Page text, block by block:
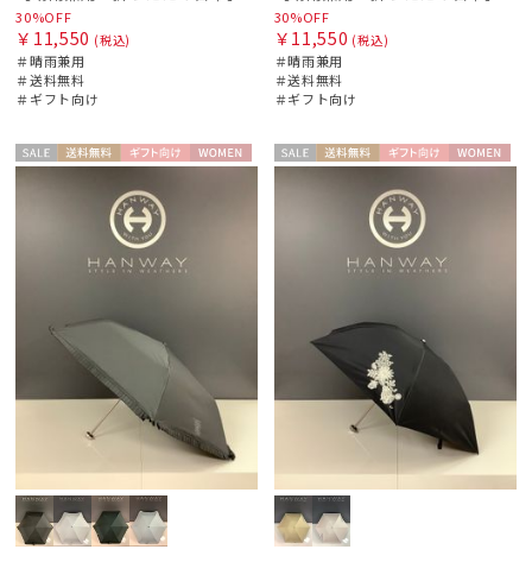
30%OFF
￥11,550 (税込)
＃晴雨兼用
＃送料無料
＃ギフト向け
30%OFF
￥11,550 (税込)
＃晴雨兼用
＃送料無料
＃ギフト向け
セー 送料無 ギフト
向け
WOME
セー 送料無 ギフト
向け
WOME